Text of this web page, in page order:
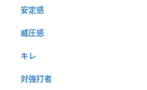
安定感
威圧感
キレ
対強打者